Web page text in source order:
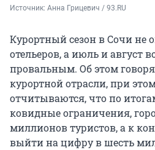
Источник: Анна Грицевич / 93.RU
Курортный сезон в Сочи не
отельеров, а июль и август
провальным. Об этом
курортной отрасли, при
отчитываются, что по
ковидные ограничения,
миллионов туристов, а к
выйти на цифру в шесть